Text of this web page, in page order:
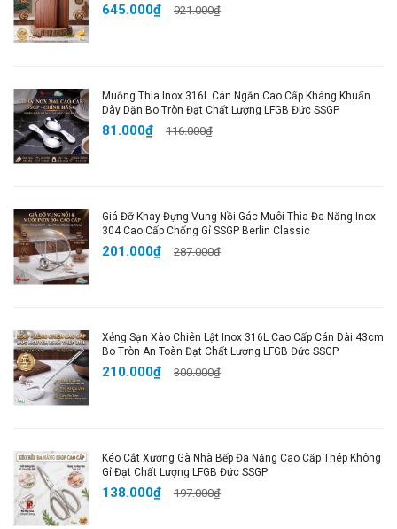
Chất Lượng Cao Cấp: Được làm từ hợp kim kẽm
cao cấp, đảm bảo độ bền lâu dài.
không lo tốn thời gian.
Thiết Kế Tiện Lợi và Thoải Mái
học giúp bạn dễ dàng sử dụng dụng cụ mà không lo
đau tay.
Lượng Của Dụng Cụ Kẹp Tách Hạt Cao Cấp!
Hashtags SEO Google Shopping:
#KẹpHạtCaoCấp #DụngCụBếp #DụngCụTáchHạt
#KẹpTáchHạtHiệuQuả #DụngCụBếpTiệnLợi
645.000₫ 921.000₫
Muỗng Thìa Inox 316L Cán Ngắn Cao Cấp Kháng Khuẩn
Dày Dặn Bo Tròn Đạt Chất Lượng LFGB Đức SSGP
81.000₫ 116.000₫
Giá Đỡ Khay Đựng Vung Nồi Gác Muôi Thìa Đa Năng Inox
304 Cao Cấp Chống Gỉ SSGP Berlin Classic
201.000₫ 287.000₫
Xẻng Sạn Xào Chiên Lật Inox 316L Cao Cấp Cán Dài 43cm
Bo Tròn An Toàn Đạt Chất Lượng LFGB Đức SSGP
210.000₫ 300.000₫
Kéo Cắt Xương Gà Nhà Bếp Đa Năng Cao Cấp Thép Không
Gỉ Đạt Chất Lượng LFGB Đức SSGP
138.000₫ 197.000₫